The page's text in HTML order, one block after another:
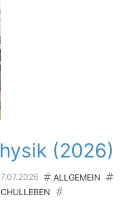
(2026)
ALLGEMEIN